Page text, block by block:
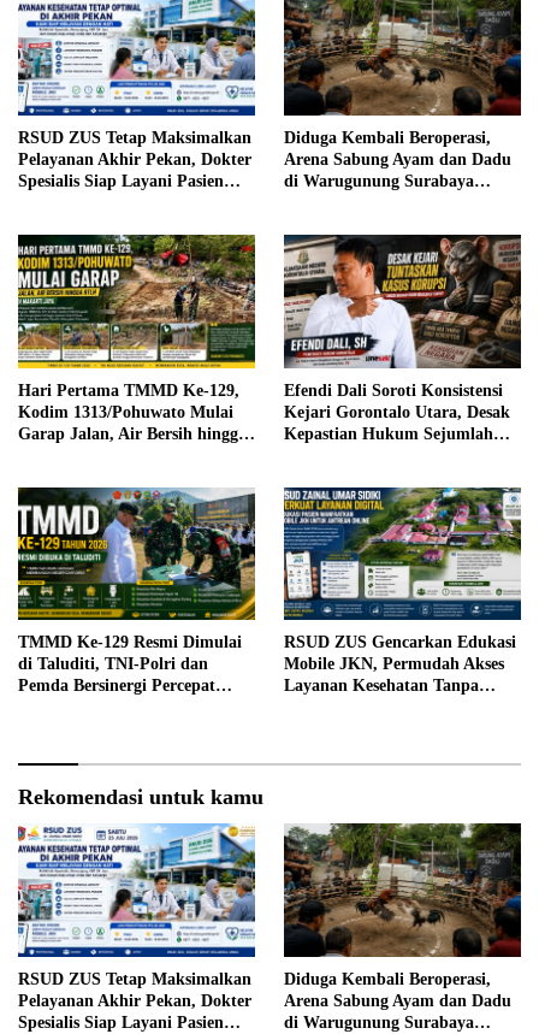
RSUD ZUS Tetap Maksimalkan
Pelayanan Akhir Pekan, Dokter
Spesialis Siap Layani Pasien
Diduga Kembali Beroperasi,
Arena Sabung Ayam dan Dadu
di Warugunung Surabaya
Hari Pertama TMMD Ke-129,
Kodim 1313/Pohuwato Mulai
Garap Jalan, Air Bersih hingga
Efendi Dali Soroti Konsistensi
Kejari Gorontalo Utara, Desak
Kepastian Hukum Sejumlah
TMMD Ke-129 Resmi Dimulai
di Taluditi, TNI-Polri dan
Pemda Bersinergi Percepat
RSUD ZUS Gencarkan Edukasi
Mobile JKN, Permudah Akses
Layanan Kesehatan Tanpa
Rekomendasi untuk kamu
RSUD ZUS Tetap Maksimalkan
Pelayanan Akhir Pekan, Dokter
Spesialis Siap Layani Pasien
Diduga Kembali Beroperasi,
Arena Sabung Ayam dan Dadu
di Warugunung Surabaya